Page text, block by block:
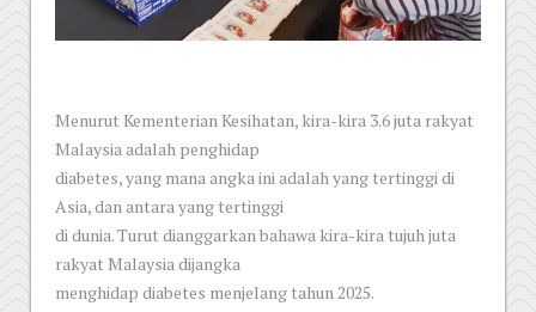
Menurut Kementerian Kesihatan, kira-kira 3.6 juta rakyat
Malaysia adalah penghidap
diabetes, yang mana angka ini adalah yang tertinggi di
Asia, dan antara yang tertinggi
di dunia. Turut dianggarkan bahawa kira-kira tujuh juta
rakyat Malaysia dijangka
menghidap diabetes menjelang tahun 2025.